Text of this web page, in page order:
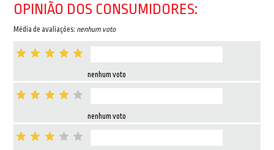
OPINIÃO DOS CONSUMIDORES:
Média de avaliações: nenhum voto
nenhum voto
nenhum voto